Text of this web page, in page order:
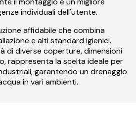
individuali dell'utente.
affidabile che combina
e alti standard igienici.
di diverse coperture, dimensioni
rappresenta la scelta ideale per
garantendo un drenaggio
in vari ambienti.